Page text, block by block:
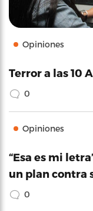
Opiniones
Terror a las 10
0
Opiniones
“Esa es mi
un plan contra
0